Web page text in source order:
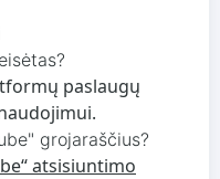
paslaugų
grojaraščius?
atsisiuntimo